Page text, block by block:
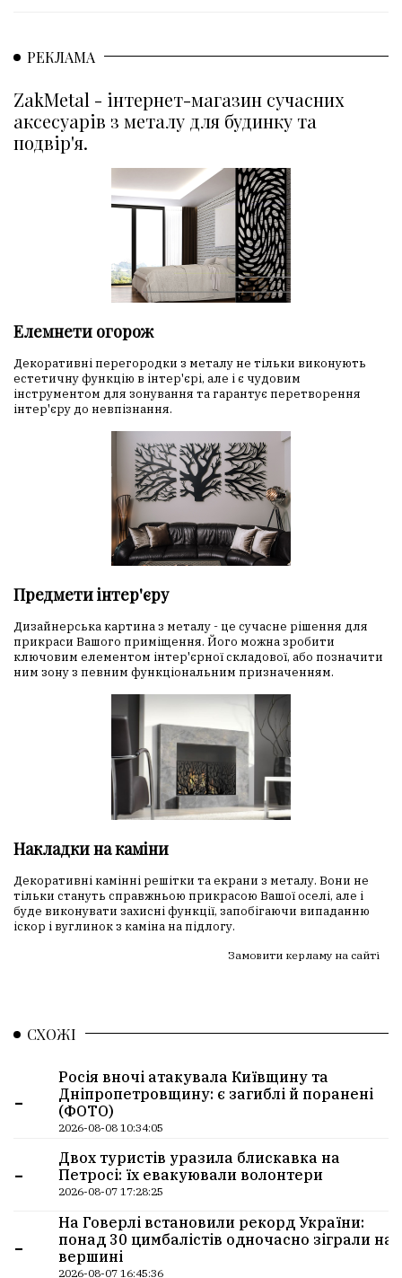
РЕКЛАМА
ZakMetal - інтернет-магазин сучасних
аксесуарів з металу для будинку та
подвір'я.
Елемнети огорож
Декоративні перегородки з металу не тільки виконують
естетичну функцію в інтер'єрі, але і є чудовим
інструментом для зонування та гарантує перетворення
інтер'єру до невпізнання.
Предмети інтер'єру
Дизайнерська картина з металу - це сучасне рішення для
прикраси Вашого приміщення. Його можна зробити
ключовим елементом інтер'єрної складової, або позначити
ним зону з певним функціональним призначенням.
Накладки на каміни
Декоративні камінні решітки та екрани з металу. Вони не
тільки стануть справжньою прикрасою Вашої оселі, але і
буде виконувати захисні функції, запобігаючи випаданню
іскор і вуглинок з каміна на підлогу.
Замовити керламу на сайті
СХОЖІ
-
Росія вночі атакувала Київщину та
Дніпропетровщину: є загиблі й поранені
(ФОТО)
2026-08-08 10:34:05
-
Двох туристів уразила блискавка на
Петросі: їх евакуювали волонтери
2026-08-07 17:28:25
-
На Говерлі встановили рекорд України:
понад 30 цимбалістів одночасно зіграли на
вершині
2026-08-07 16:45:36